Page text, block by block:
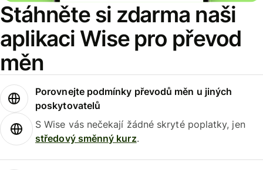
Stáhněte si zdarma naši
aplikaci Wise pro převod
měn
Porovnejte podmínky převodů měn u jiných
poskytovatelů
S Wise vás nečekají žádné skryté poplatky, jen
středový směnný kurz.